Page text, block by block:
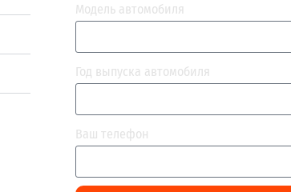
Модель автомобиля
Год выпуска автомобиля
Ваш телефон